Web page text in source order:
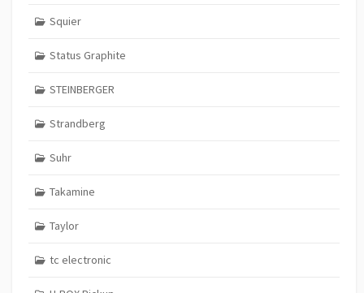
Squier
Status Graphite
STEINBERGER
Strandberg
Suhr
Takamine
Taylor
tc electronic